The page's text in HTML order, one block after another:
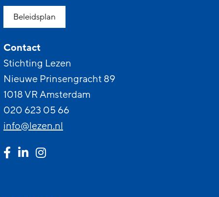
Beleidsplan
Contact
Stichting Lezen
Nieuwe Prinsengracht 89
1018 VR Amsterdam
020 623 05 66
info@lezen.nl